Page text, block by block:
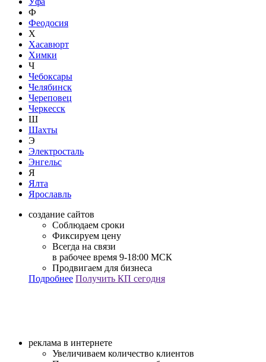
Ф
Феодосия
Х
Хасавюрт
Химки
Ч
Чебоксары
Челябинск
Череповец
Черкесск
Ш
Шахты
Э
Электросталь
Энгельс
Я
Ялта
Ярославль
создание сайтов
Соблюдаем сроки
Фиксируем цену
Всегда на связи
в рабочее время 9-18:00 МСК
Продвигаем для бизнеса
Подробнее Получить КП сегодня
реклама в интернете
Увеличиваем количество клиентов